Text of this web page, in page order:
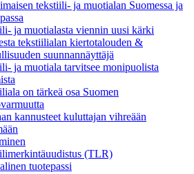
tekstiili- ja muotialan Suomessa ja
ja muotialasta viennin uusi kärki
tekstiilialan kiertotalouden &
suunnannäyttäjä
ja muotiala tarvitsee monipuolista
on tärkeä osa Suomen
kannusteet kuluttajan vihreään
(TLR)
tuotepassi